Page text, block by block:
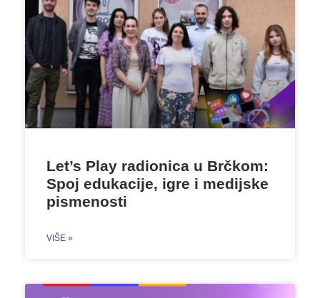
Let’s Play radionica u Brčkom:
Spoj edukacije, igre i medijske
pismenosti
VIŠE »